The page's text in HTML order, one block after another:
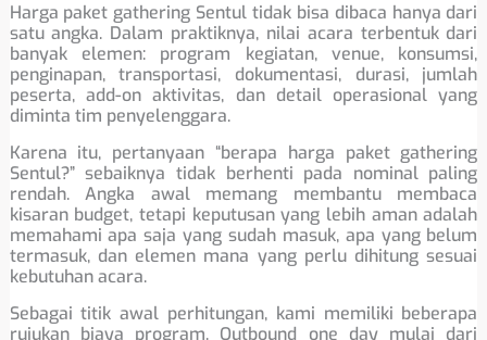
Harga paket gathering Sentul tidak bisa dibaca hanya dari
satu angka. Dalam praktiknya, nilai acara terbentuk dari
banyak elemen: program kegiatan, venue, konsumsi,
penginapan, transportasi, dokumentasi, durasi, jumlah
peserta, add-on aktivitas, dan detail operasional yang
diminta tim penyelenggara.
Karena itu, pertanyaan “berapa harga paket gathering
Sentul?” sebaiknya tidak berhenti pada nominal paling
rendah. Angka awal memang membantu membaca
kisaran budget, tetapi keputusan yang lebih aman adalah
memahami apa saja yang sudah masuk, apa yang belum
termasuk, dan elemen mana yang perlu dihitung sesuai
kebutuhan acara.
Sebagai titik awal perhitungan, kami memiliki beberapa
rujukan biaya program. Outbound one day mulai dari